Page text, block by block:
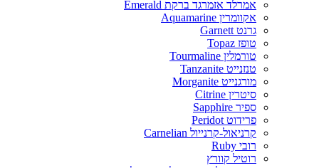
אמרלד אזמרגד ברקת Emerald
אקוומרין Aquamarine
גרנט Garnett
טופז Topaz
טורמלין Tourmaline
טנזנייט Tanzanite
מורגנייט Morganite
סיטרין Citrine
ספיר Sapphire
פרידוט Peridot
קרניאול-קרנייול Carnelian
רובי Ruby
רוטיל קוורץ